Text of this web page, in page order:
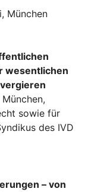
München
wesentlichen
sowie für
des IVD
– von